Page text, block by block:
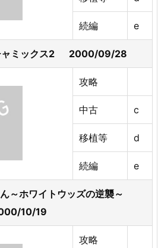
続編 e
チャミックス2 2000/09/28
攻略
中古 c
移植等 d
続編 e
～ホワイトウッズの逆襲～
10/19
攻略